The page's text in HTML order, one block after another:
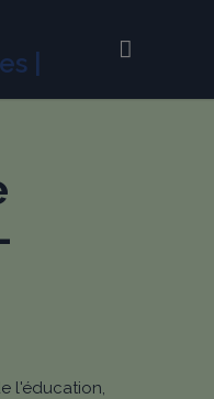
l'éducation,